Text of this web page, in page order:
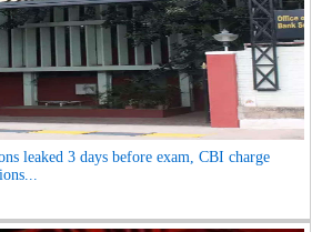
leaked 3 days before exam, CBI charge